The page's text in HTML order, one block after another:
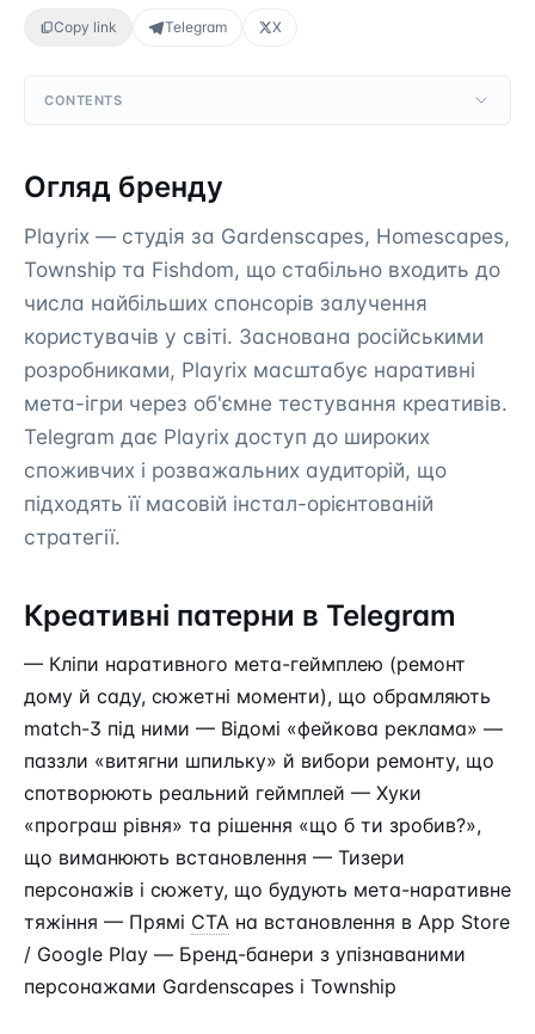
Copy link Telegram X
CONTENTS
Огляд бренду
Playrix — студія за Gardenscapes, Homescapes,
Township та Fishdom, що стабільно входить до
числа найбільших спонсорів залучення
користувачів у світі. Заснована російськими
розробниками, Playrix масштабує наративні
мета-ігри через об'ємне тестування креативів.
Telegram дає Playrix доступ до широких
споживчих і розважальних аудиторій, що
підходять її масовій інстал-орієнтованій
стратегії.
Креативні патерни в Telegram
— Кліпи наративного мета-геймплею (ремонт
дому й саду, сюжетні моменти), що обрамляють
match-3 під ними — Відомі «фейкова реклама» —
паззли «витягни шпильку» й вибори ремонту, що
спотворюють реальний геймплей — Хуки
«програш рівня» та рішення «що б ти зробив?»,
що виманюють встановлення — Тизери
персонажів і сюжету, що будують мета-наративне
тяжіння — Прямі CTA на встановлення в App Store
/ Google Play — Бренд-банери з упізнаваними
персонажами Gardenscapes і Township